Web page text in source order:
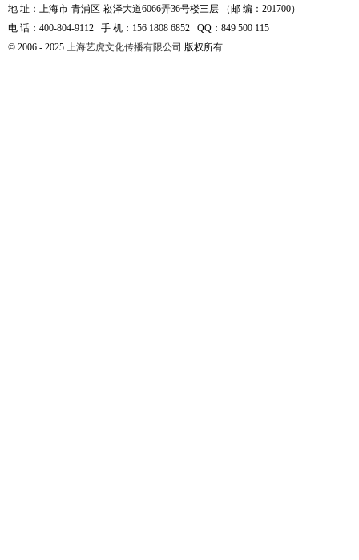
地 址：上海市-青浦区-崧泽大道6066弄36号楼三层 （邮 编：201700）
电 话：400-804-9112 手 机：156 1808 6852 QQ：849 500 115
© 2006 - 2025 上海艺虎文化传播有限公司 版权所有